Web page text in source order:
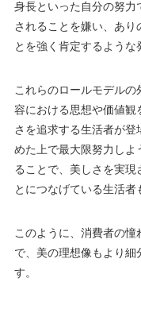
身長といった自分の努力
されることを嫌い、あり
とを強く肯定するような
これらのロールモデル
容における思想や価値観
さを追求する生活者が
めた上で最大限努力しよ
ることで、美しさを実現
とにつなげている生活者
このように、消費者の憧
で、美の理想像もより細
す。